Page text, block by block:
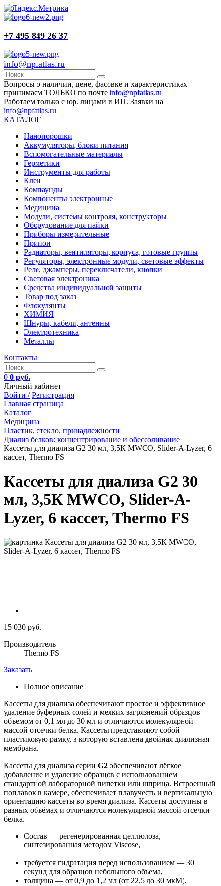
+7 495 849 26 37
info@npfatlas.ru
Вопросы о наличии, цене, фасовке и характеристиках
принимаем ТОЛЬКО по почте info@npfatlas.ru
Работаем только с юр. лицами и ИП. Заявки на
info@npfatlas.ru
КАТАЛОГ
Нанопорошки
Аккумуляторы, блоки питания
Вспомогательные материалы
Герметики
Инструменты для работы
Клеи
Компаунды
Компоненты электронные
Медицина
Модули, системы контроля, конструкторы
Оборудование для пайки
Приборы измерительные
Припои
Радиаторы, вентиляторы, корпуса, готовые группы
Регуляторы, электронные модули, световые эффекты
Реле, джамперы, переключатели, кнопки
Световая электроника
Средства индивидуальной защиты
Товар под заказ
Флокулянты
ХИМИЯ
Шнуры, кабели, антенны
Электротехника
Металлы
Контакты
0 0 руб.
Личный кабинет
Войти / Регистрация
Главная страница
Каталог
Медицина
Пластик, стекло, принадлежности
Диализ белков: концентрирование и обессоливание
Кассеты для диализа G2 30 мл, 3,5К MWCO, Slider-A-Lyzer, 6
кассет, Thermo FS
Кассеты для диализа G2 30
мл, 3,5К MWCO, Slider-A-
Lyzer, 6 кассет, Thermo FS
15 030 руб.
Производитель
Thermo FS
Заказать
Полное описание
Кассеты для диализа обеспечивают простое и эффективное
удаление буферных солей и мелких загрязнений образцов
объемом от 0,1 мл до 30 мл и отличаются молекулярной
массой отсечки белка. Кассеты представляют собой
пластиковую рамку, в которую вставлена двойная диализная
мембрана.
Кассеты для диализа серии G2 обеспечивают лёгкое
добавление и удаление образцов с использованием
стандартной лабораторной пипетки или шприца. Встроенный
поплавок в камере, обеспечивает плавучесть и вертикальную
ориентацию кассеты во время диализа. Кассеты доступны в
разных объёмах и отличаются молекулярной массой отсечки
белка.
Состав — регенерированная целлюлоза,
синтезированная методом Viscose,
требуется гидратация перед использованием — 30
секунд для образцов небольшого объема,
толщина — от 0,9 до 1,2 мл (от 22,5 до 30 мкМ).